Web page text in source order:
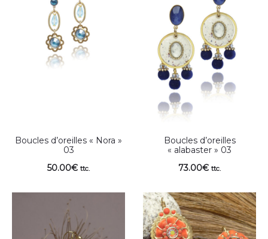
Boucles d’oreilles « Nora »
03
50.00€ ttc.
Boucles d’oreilles
« alabaster » 03
73.00€ ttc.